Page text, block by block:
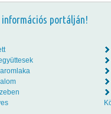
információs portálján!